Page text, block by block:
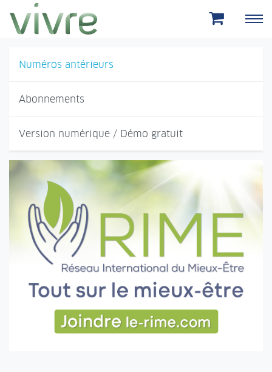
Aller au menu principal
Aller au contenu principal
Numéros antérieurs
Abonnements
Version numérique / Démo gratuit